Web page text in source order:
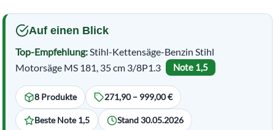
Auf einen Blick
Top-Empfehlung:Stihl-Kettensäge-Benzin Stihl
Motorsäge MS 181, 35 cm 3/8P1.3
Note 1,5
8 Produkte 271,90 – 999,00 €
Beste Note 1,5 Stand 30.05.2026